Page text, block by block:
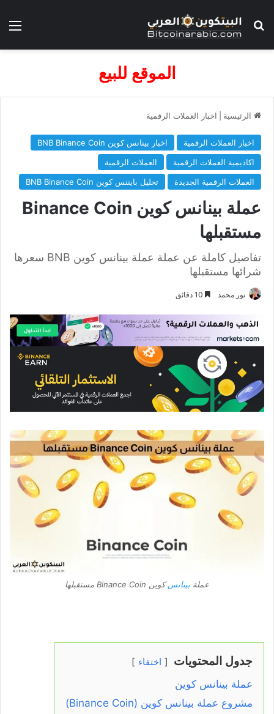
بحث عن
الموقع للبيع
الرئيسية اخبار العملات الرقمية
اخبار العملات الرقمية
اخبار بينانس كوين BNB Binance Coin
اكاديمية العملات الرقمية
العملات الرقمية
العملات الرقمية الجديدة
تحليل بايننس كوين BNB Binance Coin
عملة بينانس كوين Binance Coin
مستقبلها
تفاصيل كاملة عن عملة عملة بينانس كوين BNB سعرها
شرائها مستقبلها
نور محمد
عملة بينانسكوين Binance Coin مستقبلها
جدول المحتويات اختفاء
عملة بينانس كوين
مشروع عملة بينانس كوين (Binance Coin)